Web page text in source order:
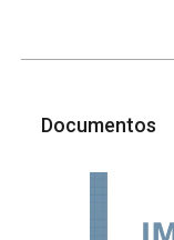
Documentos